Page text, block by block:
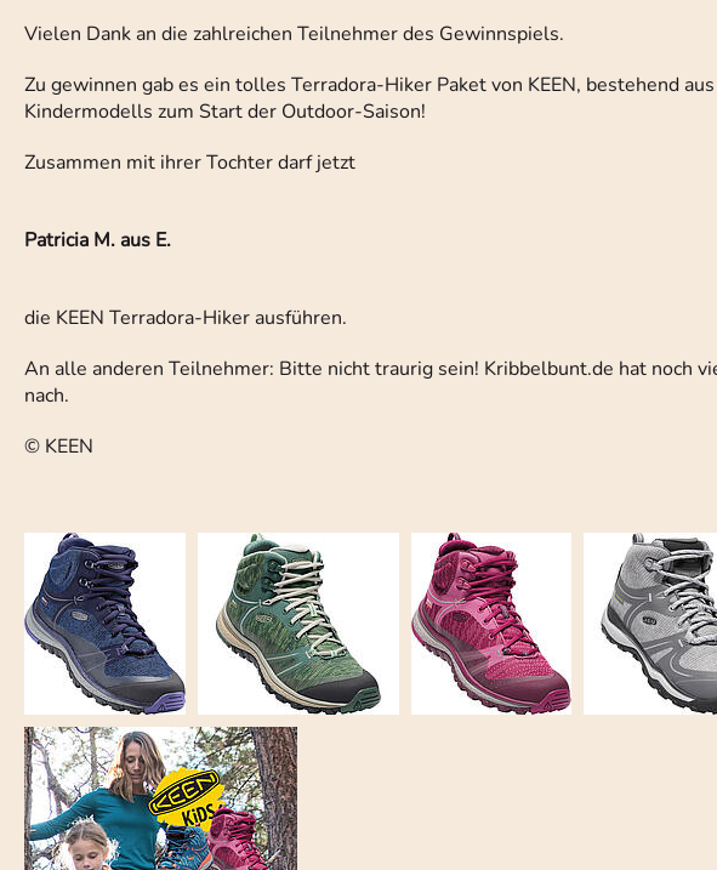
Vielen Dank an die zahlreichen Teilnehmer des Gewinnspiels.
Zu gewinnen gab es ein tolles Terradora-Hiker Paket von KEEN, bestehend
Kindermodells zum Start der Outdoor-Saison!
Zusammen mit ihrer Tochter darf jetzt
Patricia M. aus E.
die KEEN Terradora-Hiker ausführen.
An alle anderen Teilnehmer: Bitte nicht traurig sein! Kribbelbunt.de hat noch
nach.
© KEEN